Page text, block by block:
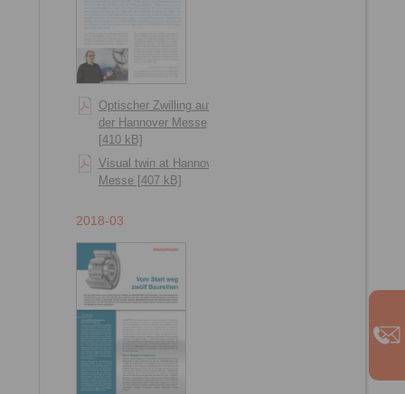
Optischer Zwilling auf
der Hannover Messe
[410 kB]
Visual twin at Hannover
Messe [407 kB]
2018-03